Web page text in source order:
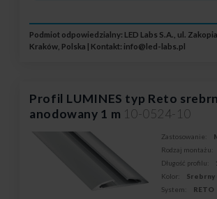
Podmiot odpowiedzialny: LED Labs S.A., ul.
Kraków, Polska | Kontakt: info@led-labs.pl
Profil LUMINES typ Reto
anodowany 1 m 10-0524-10
Zastosowanie:
Rodzaj montażu:
Długość profilu:
Kolor:
Srebrny
System:
RETO